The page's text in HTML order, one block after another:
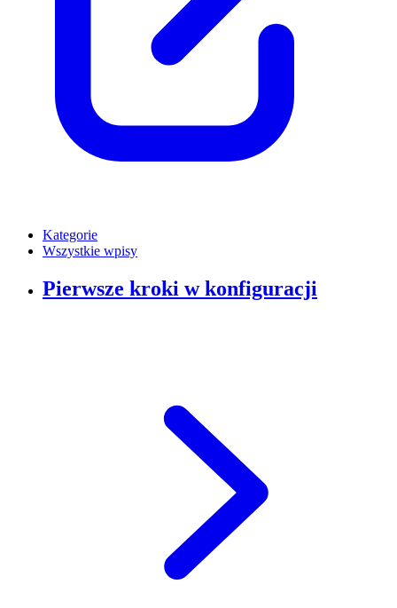
Kategorie
Wszystkie wpisy
Pierwsze kroki w konfiguracji